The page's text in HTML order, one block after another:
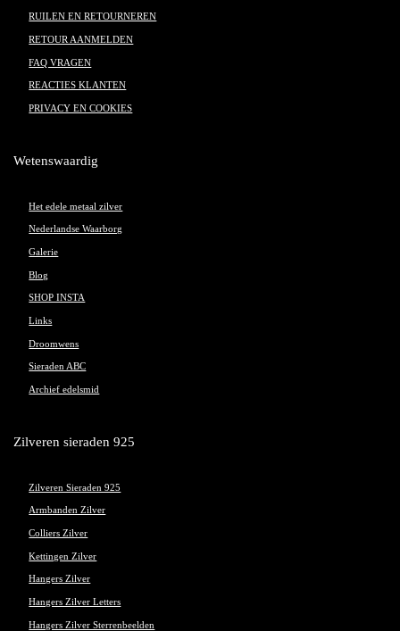
RUILEN EN RETOURNEREN
RETOUR AANMELDEN
FAQ VRAGEN
REACTIES KLANTEN
PRIVACY EN COOKIES
Wetenswaardig
Het edele metaal zilver
Nederlandse Waarborg
Galerie
Blog
SHOP INSTA
Links
Droomwens
Sieraden ABC
Archief edelsmid
Zilveren sieraden 925
Zilveren Sieraden 925
Armbanden Zilver
Colliers Zilver
Kettingen Zilver
Hangers Zilver
Hangers Zilver Letters
Hangers Zilver Sterrenbeelden